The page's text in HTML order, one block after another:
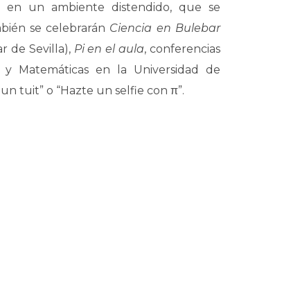
un ambiente distendido, que se
se celebrarán Ciencia en Bulebar
de Sevilla), Pi en el aula, conferencias
Matemáticas en la Universidad de
tuit” o “Hazte un selfie con π”.